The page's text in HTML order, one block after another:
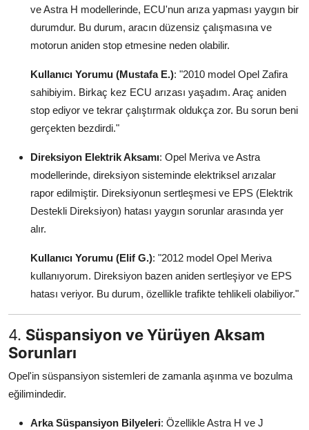
ve Astra H modellerinde, ECU'nun arıza yapması yaygın bir
durumdur. Bu durum, aracın düzensiz çalışmasına ve
motorun aniden stop etmesine neden olabilir.
Kullanıcı Yorumu (Mustafa E.): "2010 model Opel Zafira
sahibiyim. Birkaç kez ECU arızası yaşadım. Araç aniden
stop ediyor ve tekrar çalıştırmak oldukça zor. Bu sorun beni
gerçekten bezdirdi."
Direksiyon Elektrik Aksamı: Opel Meriva ve Astra
modellerinde, direksiyon sisteminde elektriksel arızalar
rapor edilmiştir. Direksiyonun sertleşmesi ve EPS (Elektrik
Destekli Direksiyon) hatası yaygın sorunlar arasında yer
alır.
Kullanıcı Yorumu (Elif G.): "2012 model Opel Meriva
kullanıyorum. Direksiyon bazen aniden sertleşiyor ve EPS
hatası veriyor. Bu durum, özellikle trafikte tehlikeli olabiliyor."
4. Süspansiyon ve Yürüyen Aksam
Sorunları
Opel'in süspansiyon sistemleri de zamanla aşınma ve bozulma
eğilimindedir.
Arka Süspansiyon Bilyeleri: Özellikle Astra H ve J